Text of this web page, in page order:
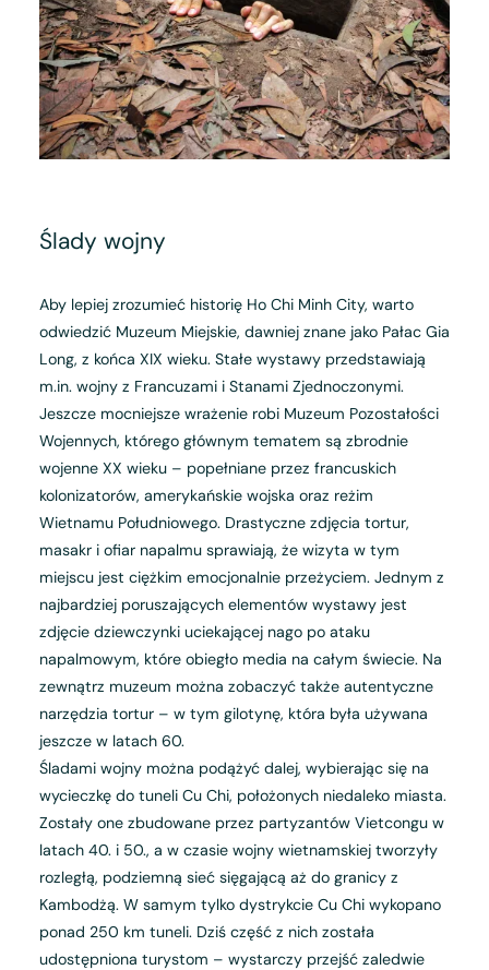
Ślady wojny
Aby lepiej zrozumieć historię Ho Chi Minh City, warto
odwiedzić Muzeum Miejskie, dawniej znane jako Pałac Gia
Long, z końca XIX wieku. Stałe wystawy przedstawiają
m.in. wojny z Francuzami i Stanami Zjednoczonymi.
Jeszcze mocniejsze wrażenie robi Muzeum Pozostałości
Wojennych, którego głównym tematem są zbrodnie
wojenne XX wieku – popełniane przez francuskich
kolonizatorów, amerykańskie wojska oraz reżim
Wietnamu Południowego. Drastyczne zdjęcia tortur,
masakr i ofiar napalmu sprawiają, że wizyta w tym
miejscu jest ciężkim emocjonalnie przeżyciem. Jednym z
najbardziej poruszających elementów wystawy jest
zdjęcie dziewczynki uciekającej nago po ataku
napalmowym, które obiegło media na całym świecie. Na
zewnątrz muzeum można zobaczyć także autentyczne
narzędzia tortur – w tym gilotynę, która była używana
jeszcze w latach 60.
Śladami wojny można podążyć dalej, wybierając się na
wycieczkę do tuneli Cu Chi, położonych niedaleko miasta.
Zostały one zbudowane przez partyzantów Vietcongu w
latach 40. i 50., a w czasie wojny wietnamskiej tworzyły
rozległą, podziemną sieć sięgającą aż do granicy z
Kambodżą. W samym tylko dystrykcie Cu Chi wykopano
ponad 250 km tuneli. Dziś część z nich została
udostępniona turystom – wystarczy przejść zaledwie